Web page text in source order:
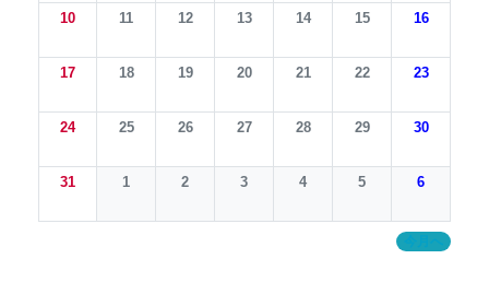
10 11 12 13 14 15 16
17 18 19 20 21 22 23
24 25 26 27 28 29 30
31 1 2 3 4 5 6